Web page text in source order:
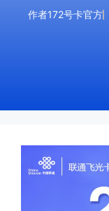
作者172号卡官方